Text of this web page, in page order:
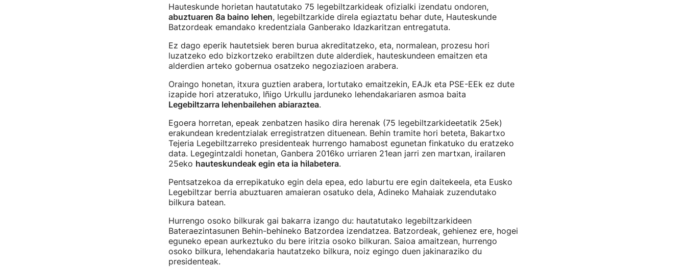
Hauteskunde horietan hautatutako 75 legebiltzarkideak ofizialki izendatu ondoren,
abuztuaren 8a baino lehen, legebiltzarkide direla egiaztatu behar dute, Hauteskunde
Batzordeak emandako kredentziala Ganberako Idazkaritzan entregatuta.
Ez dago eperik hautetsiek beren burua akreditatzeko, eta, normalean, prozesu hori
luzatzeko edo bizkortzeko erabiltzen dute alderdiek, hauteskundeen emaitzen eta
alderdien arteko gobernua osatzeko negoziazioen arabera.
Oraingo honetan, itxura guztien arabera, lortutako emaitzekin, EAJk eta PSE-EEk ez dute
izapide hori atzeratuko, Iñigo Urkullu jarduneko lehendakariaren asmoa baita
Legebiltzarra lehenbailehen abiaraztea.
Egoera horretan, epeak zenbatzen hasiko dira herenak (75 legebiltzarkideetatik 25ek)
erakundean kredentzialak erregistratzen dituenean. Behin tramite hori beteta, Bakartxo
Tejeria Legebiltzarreko presidenteak hurrengo hamabost egunetan finkatuko du eratzeko
data. Legegintzaldi honetan, Ganbera 2016ko urriaren 21ean jarri zen martxan, irailaren
25eko hauteskundeak egin eta ia hilabetera.
Pentsatzekoa da errepikatuko egin dela epea, edo laburtu ere egin daitekeela, eta Eusko
Legebiltzar berria abuztuaren amaieran osatuko dela, Adineko Mahaiak zuzendutako
bilkura batean.
Hurrengo osoko bilkurak gai bakarra izango du: hautatutako legebiltzarkideen
Bateraezintasunen Behin-behineko Batzordea izendatzea. Batzordeak, gehienez ere, hogei
eguneko epean aurkeztuko du bere iritzia osoko bilkuran. Saioa amaitzean, hurrengo
osoko bilkura, lehendakaria hautatzeko bilkura, noiz egingo duen jakinaraziko du
presidenteak.